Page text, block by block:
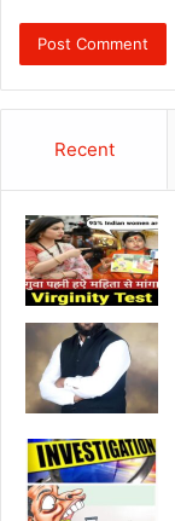
Recent